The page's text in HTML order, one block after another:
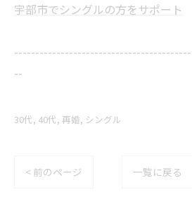
宇部市でシングルの方をサポート
--
30代 40代 再婚 シングル
< 前のページ 一覧に戻る